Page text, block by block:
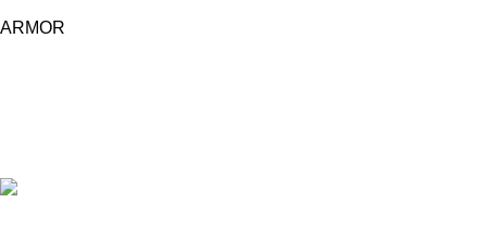
ARMOR